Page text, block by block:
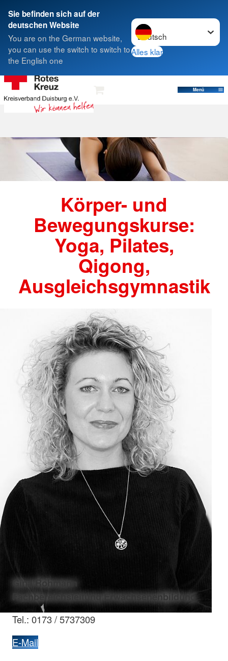
Sie befinden sich auf der
deutschen Website
You are on the German website,
you can use the switch to switch to
the English one
Sprache wechseln zu
Alles klar
Menü
Suche
Körper- und
Bewegungskurse:
Yoga, Pilates,
Qigong,
Ausgleichsgymnastik
Gina Rohmann
Fachbereichsleitung Erwachsenenbildung
Tel.: 0173 / 5737309
E-Mail